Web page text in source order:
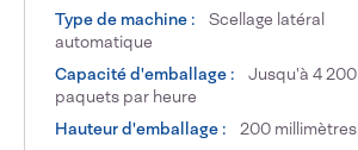
Type de machine :
Scellage latéral
automatique
Capacité d'emballage :
Jusqu'à 4 200
paquets par heure
Hauteur d'emballage :
200 millimètres